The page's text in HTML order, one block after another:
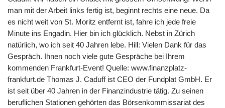
man mit der Arbeit links fertig ist, beginnt rechts eine neue. Da
es nicht weit von St. Moritz entfernt ist, fahre ich jede freie
Minute ins Engadin. Hier bin ich glücklich. Nebst in Zürich
natürlich, wo ich seit 40 Jahren lebe. Hill: Vielen Dank für das
Gespräch. Ihnen noch viele gute Gespräche bei Ihrem
kommenden Frankfurt-Event! Quelle: www.finanzplatz-
frankfurt.de Thomas J. Caduff ist CEO der Fundplat GmbH. Er
ist seit über 40 Jahren in der Finanzindustrie tätig. Zu seinen
beruflichen Stationen gehörten das Börsenkommissariat des